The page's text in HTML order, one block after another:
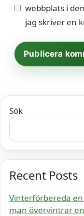
webbplats i
jag skriver en
Sök
Recent Posts
Vinterförbereda
man övervintrar